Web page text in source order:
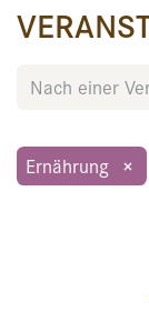
Ernährung ×